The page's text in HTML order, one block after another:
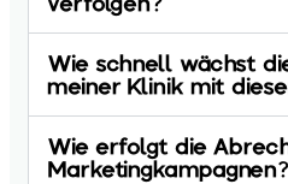
Wie schnell wächst
meiner Klinik mit
Wie erfolgt die
Marketingkampagnen?